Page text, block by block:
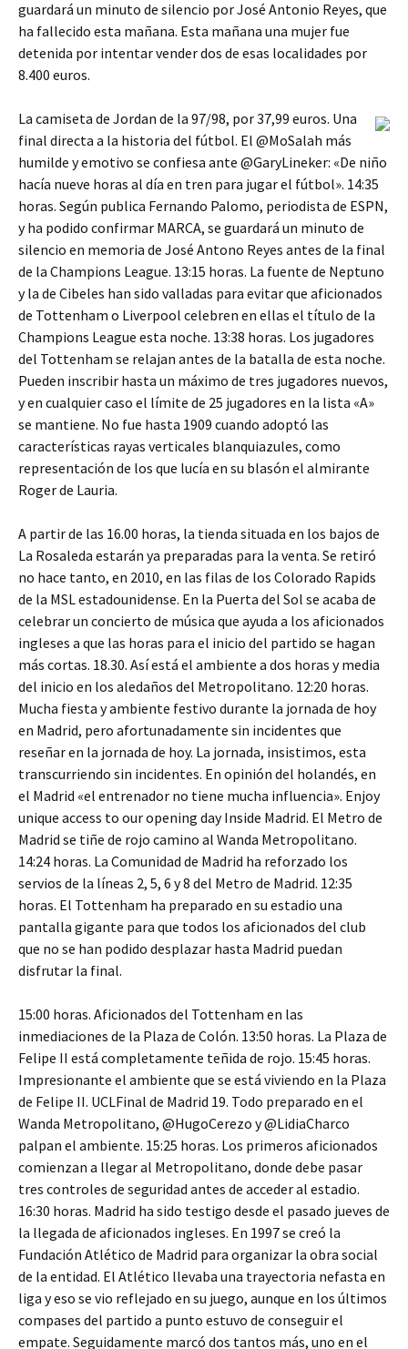
guardará un minuto de silencio por José Antonio Reyes, que
ha fallecido esta mañana. Esta mañana una mujer fue
detenida por intentar vender dos de esas localidades por
8.400 euros.
La camiseta de Jordan de la 97/98, por 37,99 euros. Una
final directa a la historia del fútbol. El @MoSalah más
humilde y emotivo se confiesa ante @GaryLineker: «De niño
hacía nueve horas al día en tren para jugar el fútbol». 14:35
horas. Según publica Fernando Palomo, periodista de ESPN,
y ha podido confirmar MARCA, se guardará un minuto de
silencio en memoria de José Antono Reyes antes de la final
de la Champions League. 13:15 horas. La fuente de Neptuno
y la de Cibeles han sido valladas para evitar que aficionados
de Tottenham o Liverpool celebren en ellas el título de la
Champions League esta noche. 13:38 horas. Los jugadores
del Tottenham se relajan antes de la batalla de esta noche.
Pueden inscribir hasta un máximo de tres jugadores nuevos,
y en cualquier caso el límite de 25 jugadores en la lista «A»
se mantiene. No fue hasta 1909 cuando adoptó las
características rayas verticales blanquiazules, como
representación de los que lucía en su blasón el almirante
Roger de Lauria.
A partir de las 16.00 horas, la tienda situada en los bajos de
La Rosaleda estarán ya preparadas para la venta. Se retiró
no hace tanto, en 2010, en las filas de los Colorado Rapids
de la MSL estadounidense. En la Puerta del Sol se acaba de
celebrar un concierto de música que ayuda a los aficionados
ingleses a que las horas para el inicio del partido se hagan
más cortas. 18.30. Así está el ambiente a dos horas y media
del inicio en los aledaños del Metropolitano. 12:20 horas.
Mucha fiesta y ambiente festivo durante la jornada de hoy
en Madrid, pero afortunadamente sin incidentes que
reseñar en la jornada de hoy. La jornada, insistimos, esta
transcurriendo sin incidentes. En opinión del holandés, en
el Madrid «el entrenador no tiene mucha influencia». Enjoy
unique access to our opening day Inside Madrid. El Metro de
Madrid se tiñe de rojo camino al Wanda Metropolitano.
14:24 horas. La Comunidad de Madrid ha reforzado los
servios de la líneas 2, 5, 6 y 8 del Metro de Madrid. 12:35
horas. El Tottenham ha preparado en su estadio una
pantalla gigante para que todos los aficionados del club
que no se han podido desplazar hasta Madrid puedan
disfrutar la final.
15:00 horas. Aficionados del Tottenham en las
inmediaciones de la Plaza de Colón. 13:50 horas. La Plaza de
Felipe II está completamente teñida de rojo. 15:45 horas.
Impresionante el ambiente que se está viviendo en la Plaza
de Felipe II. UCLFinal de Madrid 19. Todo preparado en el
Wanda Metropolitano, @HugoCerezo y @LidiaCharco
palpan el ambiente. 15:25 horas. Los primeros aficionados
comienzan a llegar al Metropolitano, donde debe pasar
tres controles de seguridad antes de acceder al estadio.
16:30 horas. Madrid ha sido testigo desde el pasado jueves de
la llegada de aficionados ingleses. En 1997 se creó la
Fundación Atlético de Madrid para organizar la obra social
de la entidad. El Atlético llevaba una trayectoria nefasta en
liga y eso se vio reflejado en su juego, aunque en los últimos
compases del partido a punto estuvo de conseguir el
empate. Seguidamente marcó dos tantos más, uno en el